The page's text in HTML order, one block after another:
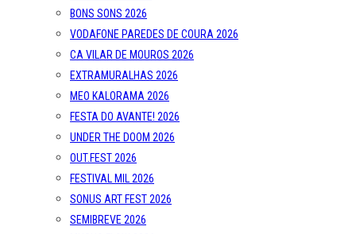
BONS SONS 2026
VODAFONE PAREDES DE COURA 2026
CA VILAR DE MOUROS 2026
EXTRAMURALHAS 2026
MEO KALORAMA 2026
FESTA DO AVANTE! 2026
UNDER THE DOOM 2026
OUT.FEST 2026
FESTIVAL MIL 2026
SONUS ART FEST 2026
SEMIBREVE 2026